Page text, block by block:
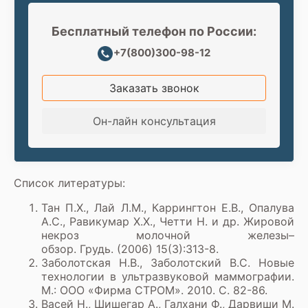
Бесплатный телефон по России:
+7(800)300-98-12
Заказать звонок
Он-лайн консультация
Список литературы:
Тан П.Х., Лай Л.М., Каррингтон Е.В., Опалува
А.С., Равикумар Х.Х., Четти Н. и др. Жировой
некроз молочной железы–
обзор. Грудь. (2006) 15(3):313-8.
Заболотская Н.В., Заболотский В.С. Новые
технологии в ультразвуковой маммографии.
М.: ООО «Фирма СТРОМ». 2010. С. 82-86.
Васей Н., Шишегар А., Галхани Ф., Дарвиши М.